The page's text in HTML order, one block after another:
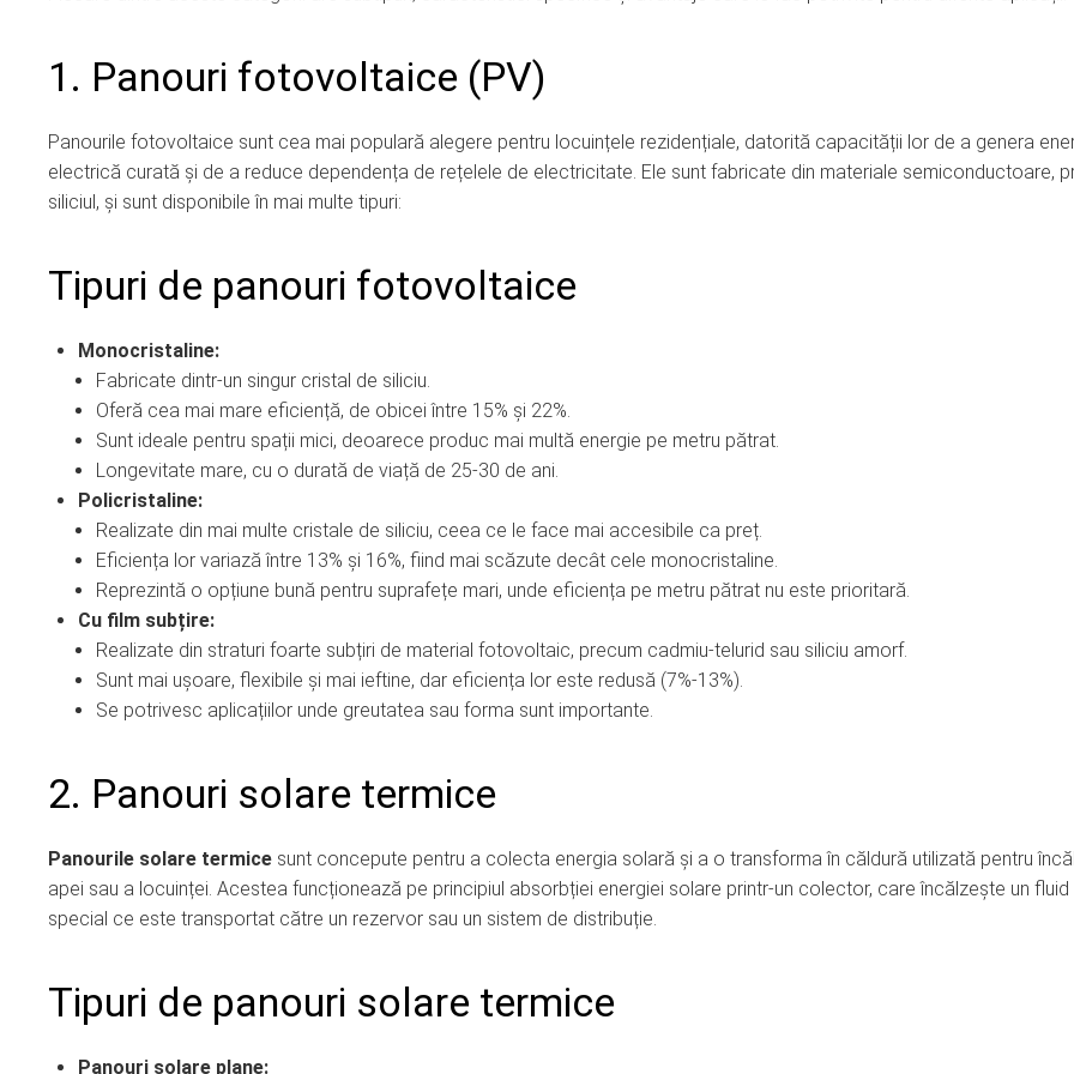
1. Panouri fotovoltaice (PV)
Panourile fotovoltaice sunt cea mai populară alegere pentru locuințele rezidențiale, datorită capacității lor de a genera
electrică curată și de a reduce dependența de rețelele de electricitate. Ele sunt fabricate din materiale semiconductoare,
siliciul, și sunt disponibile în mai multe tipuri:
Tipuri de panouri fotovoltaice
Monocristaline:
Fabricate dintr-un singur cristal de siliciu.
Oferă cea mai mare eficiență, de obicei între 15% și 22%.
Sunt ideale pentru spații mici, deoarece produc mai multă energie pe metru pătrat.
Longevitate mare, cu o durată de viață de 25-30 de ani.
Policristaline:
Realizate din mai multe cristale de siliciu, ceea ce le face mai accesibile ca preț.
Eficiența lor variază între 13% și 16%, fiind mai scăzute decât cele monocristaline.
Reprezintă o opțiune bună pentru suprafețe mari, unde eficiența pe metru pătrat nu este prioritară.
Cu film subțire:
Realizate din straturi foarte subțiri de material fotovoltaic, precum cadmiu-telurid sau siliciu amorf.
Sunt mai ușoare, flexibile și mai ieftine, dar eficiența lor este redusă (7%-13%).
Se potrivesc aplicațiilor unde greutatea sau forma sunt importante.
2. Panouri solare termice
Panourile solare termice sunt concepute pentru a colecta energia solară și a o transforma în căldură utilizată pentru
apei sau a locuinței. Acestea funcționează pe principiul absorbției energiei solare printr-un colector, care încălzește un fluid
special ce este transportat către un rezervor sau un sistem de distribuție.
Tipuri de panouri solare termice
Panouri solare plane: